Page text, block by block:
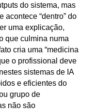
do sistema, mas
acontece “dentro” do
uma explicação,
que culmina numa
cria uma “medicina
o profissional deve
sistemas de IA
e eficientes do
grupo de
não são